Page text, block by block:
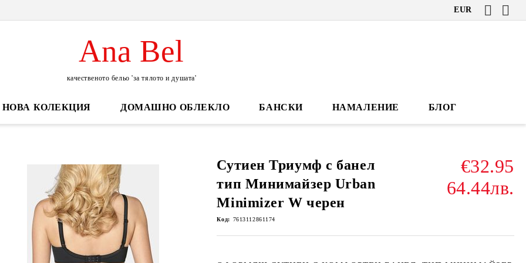
EUR
Ana Bel
качественото бельо 'за тялото и душата'
НОВА КОЛЕКЦИЯ ДОМАШНО ОБЛЕКЛО БАНСКИ НАМАЛЕНИЕ БЛОГ
Сутиен Триумф с банел
тип Минимайзер Urban
Minimizer W черен
€32.95
64.44лв.
Код: 7613112861174